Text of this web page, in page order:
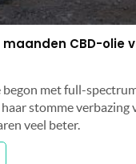
maanden CBD-olie
begon met full-
stomme verbazing
veel beter.